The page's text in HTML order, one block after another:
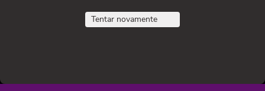
Tentar novamente